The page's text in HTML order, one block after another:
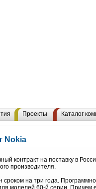
Проекты Каталог
Nokia
контракт на поставку в
производителя.
сроком на три года.
моделей 60-й серии. Причем